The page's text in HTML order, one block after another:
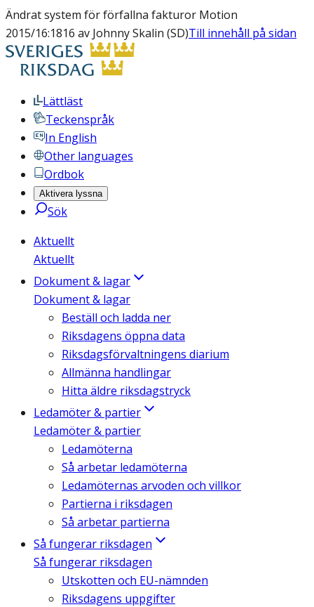
Ändrat system för förfallna fakturor Motion
2015/16:1816 av Johnny Skalin (SD)Till innehåll på sidan
Lättläst
Teckenspråk
In English
Other languages
Ordbok
Aktivera lyssna
Sök
Aktuellt
Aktuellt
Dokument & lagar
Dokument & lagar
Beställ och ladda ner
Riksdagens öppna data
Riksdagsförvaltningens diarium
Allmänna handlingar
Hitta äldre riksdagstryck
Ledamöter & partier
Ledamöter & partier
Ledamöterna
Så arbetar ledamöterna
Ledamöternas arvoden och villkor
Partierna i riksdagen
Så arbetar partierna
Så fungerar riksdagen
Så fungerar riksdagen
Utskotten och EU-nämnden
Riksdagens uppgifter